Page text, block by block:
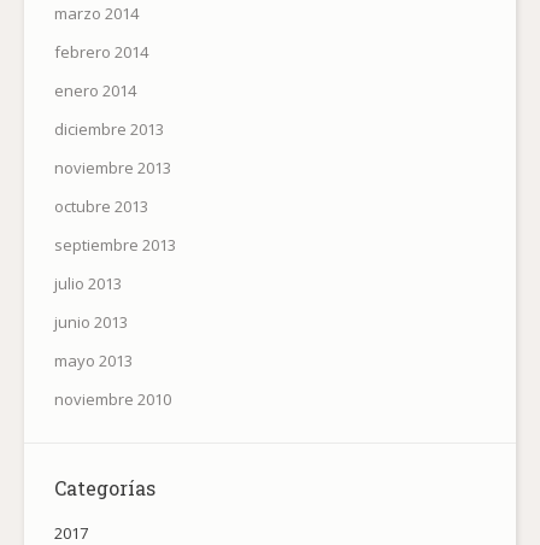
marzo 2014
febrero 2014
enero 2014
diciembre 2013
noviembre 2013
octubre 2013
septiembre 2013
julio 2013
junio 2013
mayo 2013
noviembre 2010
Categorías
2017